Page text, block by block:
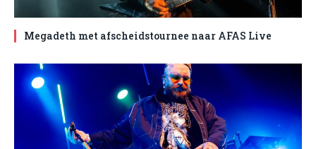
Megadeth met afscheidstournee naar AFAS Live